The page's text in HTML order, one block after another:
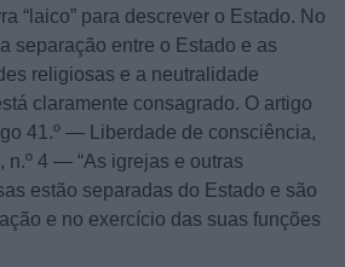
“laico” para descrever o Estado. No
separação entre o Estado e as
religiosas e a neutralidade
claramente consagrado. O artigo
41.º — Liberdade de consciência,
n.º 4 — “As igrejas e outras
estão separadas do Estado e são
e no exercício das suas funções